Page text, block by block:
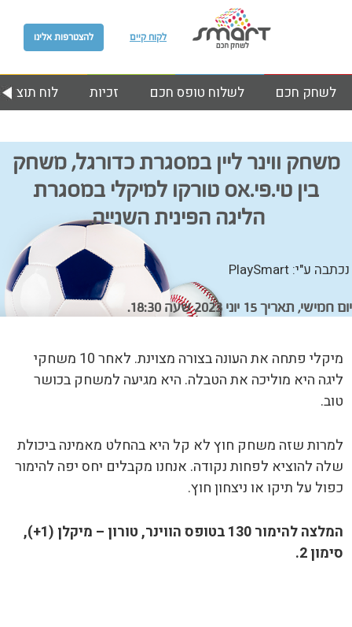
להצטרפות אלינו לקוח קיים
לוח זכיות לשלוח טופס חכם לשחק חכם
משחק ווינר ליין במסגרת כדורגל, משחק
בין טי.פי.אס טורקו למיקלי במסגרת
הליגה הפינית השנייה.
נכתבה ע"י: PlaySmart
יום חמישי, תאריך 15 יוני 2023 שעה 18:30.
מיקלי פתחה את העונה בצורה מצוינת. לאחר 10 משחקי
ליגה היא מוליכה את הטבלה. היא מגיעה למשחק בכושר
טוב.
למרות שזה משחק חוץ לא קל היא בהחלט מאמינה ביכולת
שלה להוציא לפחות נקודה. אנחנו מקבלים יחס יפה להימור
כפול על תיקו או ניצחון חוץ.
המלצה להימור 130 בטופס הווינר, טורון – מיקלן (1+),
סימון 2.